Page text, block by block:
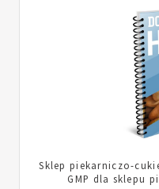
Sklep piekarniczo-
GMP dla sklepu